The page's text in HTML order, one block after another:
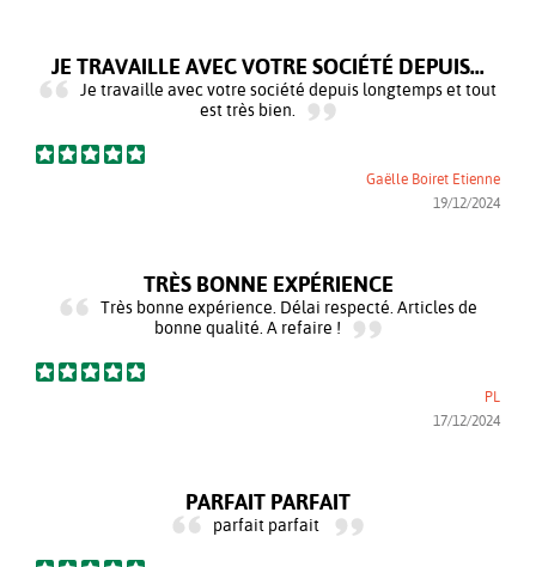
JE TRAVAILLE AVEC VOTRE SOCIÉTÉ DEPUIS...
Je travaille avec votre société depuis longtemps et tout
est très bien.
Gaëlle Boiret Etienne
19/12/2024
TRÈS BONNE EXPÉRIENCE
Très bonne expérience. Délai respecté. Articles de
bonne qualité. A refaire !
PL
17/12/2024
PARFAIT PARFAIT
parfait parfait